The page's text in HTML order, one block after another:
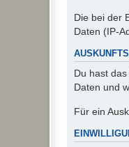
Die bei der
Daten (IP-
Du hast
Daten und
Für ein